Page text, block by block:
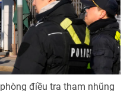
lòng Việt
mình bằng AI
điều tra tham nhũng